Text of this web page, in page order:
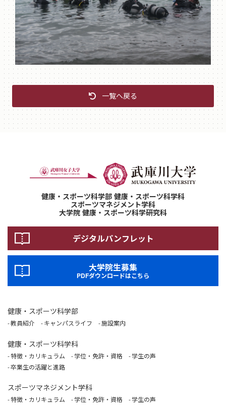
一覧へ戻る
健康・スポーツ科学部 健康・スポーツ科学科
スポーツマネジメント学科
大学院 健康・スポーツ科学研究科
デジタルパンフレット
大学院生募集
PDFダウンロードはこちら
健康・スポーツ科学部
教員紹介 キャンパスライフ 施設案内
健康・スポーツ科学科
特徴・カリキュラム 学位・免許・資格
学生の声
卒業生の活躍と進路
スポーツマネジメント学科
特徴・カリキュラム 学位・免許・資格 学生の声